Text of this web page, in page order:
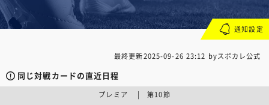
最終更新2025-09-26 23:12 byスポカレ公式
同じ対戦カードの直近日程
プレミア | 第10節
通知設定